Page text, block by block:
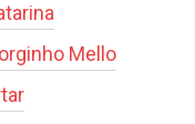
Mello